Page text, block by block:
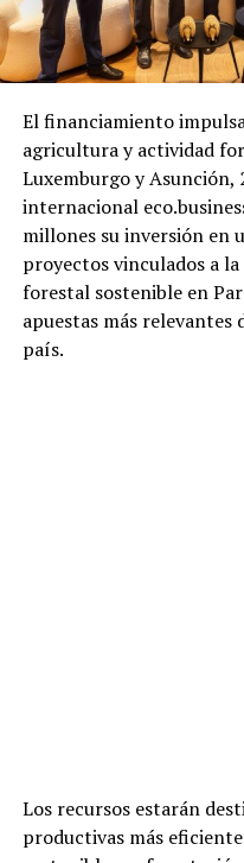
El financiamiento
agricultura y actividad
Luxemburgo y Asunción,
internacional
millones su inversión en
proyectos vinculados a
forestal sostenible en
apuestas más
país.
Los recursos estarán
productivas más